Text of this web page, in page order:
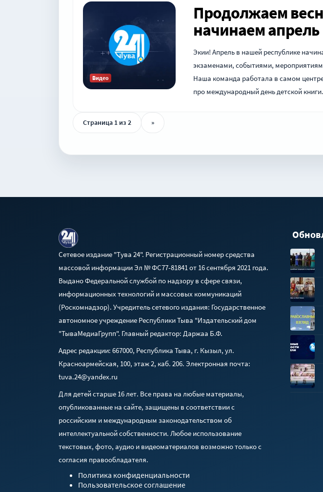
Видео
Продолжаем
начинаем апрель
Экии! Апрель в нашей республике
экзаменами, событиями,
Наша команда работала в самом
про международный день детской
Страница 1 из 2 »
Сетевое издание "Тува 24". Регистрационный номер средства
массовой информации Эл № ФС77-81841 от 16 сентября 2021 года.
Выдано Федеральной службой по надзору в сфере связи,
информационных технологий и массовых коммуникаций
(Роскомнадзор). Учредитель сетевого издания: Государственное
автономное учреждение Республики Тыва "Издательский дом
"ТываМедиаГрупп". Главный редактор: Даржаа Б.Ф.
Адрес редакции: 667000, Республика Тыва, г. Кызыл, ул.
Красноармейская, 100, этаж 2, каб. 206. Электронная почта:
tuva.24@yandex.ru
Для детей старше 16 лет. Все права на любые материалы,
опубликованные на сайте, защищены в соответствии с
российским и международным законодательством об
интеллектуальной собственности. Любое использование
текстовых, фото, аудио и видеоматериалов возможно только с
согласия правообладателя.
Политика конфиденциальности
Пользовательское соглашение